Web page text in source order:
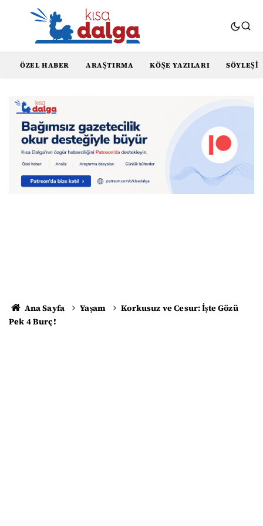
ÖZEL HABER ARAŞTIRMA KÖŞE YAZILARI SÖYLEŞI
Ana Sayfa Yaşam
Korkusuz ve Cesur: İşte Gözü
Pek 4 Burç!